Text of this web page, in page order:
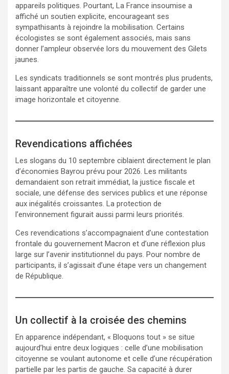
appareils politiques. Pourtant, La France insoumise a
affiché un soutien explicite, encourageant ses
sympathisants à rejoindre la mobilisation. Certains
écologistes se sont également associés, mais sans
donner l’ampleur observée lors du mouvement des Gilets
jaunes.
Les syndicats traditionnels se sont montrés plus prudents,
laissant apparaître une volonté du collectif de garder une
image horizontale et citoyenne.
Revendications affichées
Les slogans du 10 septembre ciblaient directement le plan
d’économies Bayrou prévu pour 2026. Les militants
demandaient son retrait immédiat, la justice fiscale et
sociale, une défense des services publics et une réponse
aux inégalités croissantes. La protection de
l’environnement figurait aussi parmi leurs priorités.
Ces revendications s’accompagnaient d’une contestation
frontale du gouvernement Macron et d’une réflexion plus
large sur l’avenir institutionnel du pays. Pour nombre de
participants, il s’agissait d’une étape vers un changement
de République.
Un collectif à la croisée des chemins
En apparence indépendant, « Bloquons tout » se situe
aujourd’hui entre deux logiques : celle d’une mobilisation
citoyenne se voulant autonome et celle d’une récupération
partielle par les partis de gauche. Sa capacité à durer